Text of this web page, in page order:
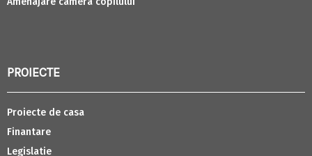
PROIECTE
Proiecte de casa
Finantare
Legislatie